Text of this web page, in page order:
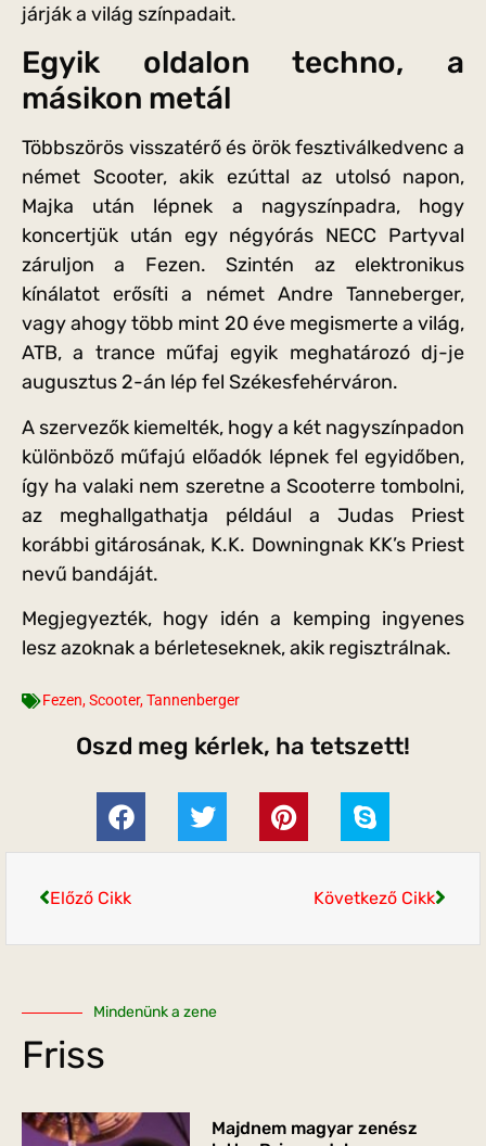
járják a világ színpadait.
Egyik oldalon techno, a
másikon metál
Többszörös visszatérő és örök fesztiválkedvenc a
német Scooter, akik ezúttal az utolsó napon,
Majka után lépnek a nagyszínpadra, hogy
koncertjük után egy négyórás NECC Partyval
záruljon a Fezen. Szintén az elektronikus
kínálatot erősíti a német Andre Tanneberger,
vagy ahogy több mint 20 éve megismerte a világ,
ATB, a trance műfaj egyik meghatározó dj-je
augusztus 2-án lép fel Székesfehérváron.
A szervezők kiemelték, hogy a két nagyszínpadon
különböző műfajú előadók lépnek fel egyidőben,
így ha valaki nem szeretne a Scooterre tombolni,
az meghallgathatja például a Judas Priest
korábbi gitárosának, K.K. Downingnak KK’s Priest
nevű bandáját.
Megjegyezték, hogy idén a kemping ingyenes
lesz azoknak a bérleteseknek, akik regisztrálnak.
Fezen,Scooter,Tannenberger
Oszd meg kérlek, ha tetszett!
Előző Cikk Következő Cikk
Mindenünk a zene
Friss
Majdnem magyar zenész